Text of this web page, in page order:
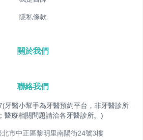
隱私條款
關於我們
聯絡我們
(牙醫小幫手為牙醫預約平台，非牙醫診所
醫療相關問題請洽各牙醫診所。)
市中正區黎明里南陽街24號3樓